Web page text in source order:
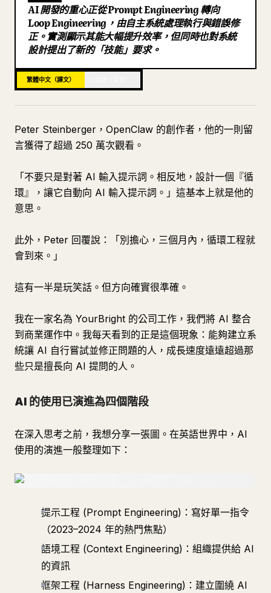
部落格
AI 開發的重心正從 Prompt Engineering 轉向
Loop Engineering，由自主系統處理執行與錯誤修
正。實測顯示其能大幅提升效率，但同時也對系統
設計提出了新的「技能」要求。
繁體中文（譯文）
Peter Steinberger，OpenClaw 的創作者，他的一則留
言獲得了超過 250 萬次觀看。
「不要只是對著 AI 輸入提示詞。相反地，設計一個『循
環』，讓它自動向 AI 輸入提示詞。」這基本上就是他的
意思。
此外，Peter 回覆說：「別擔心，三個月內，循環工程就
會到來。」
這有一半是玩笑話。但方向確實很準確。
我在一家名為 YourBright 的公司工作，我們將 AI 整合
到商業運作中。我每天看到的正是這個現象：能夠建立系
統讓 AI 自行嘗試並修正問題的人，成長速度遠遠超過那
些只是擅長向 AI 提問的人。
AI 的使用已演進為四個階段
在深入思考之前，我想分享一張圖。在英語世界中，AI
使用的演進一般整理如下：
提示工程 (Prompt Engineering)：寫好單一指令
（2023–2024 年的熱門焦點）
語境工程 (Context Engineering)：組織提供給 AI
的資訊
框架工程 (Harness Engineering)：建立圍繞 AI